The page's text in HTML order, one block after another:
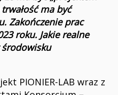
ma być
Zakończenie prac
roku. Jakie realne
PIONIER-LAB wraz z